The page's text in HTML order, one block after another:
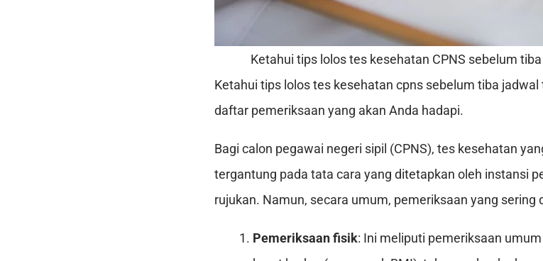
Ketahui tips lolos tes kesehatan CPNS sebelum
Ketahui tips lolos tes kesehatan cpns sebelum tiba
daftar pemeriksaan yang akan Anda hadapi.
Bagi calon pegawai negeri sipil (CPNS), tes kesehatan
tergantung pada tata cara yang ditetapkan oleh instansi
rujukan. Namun, secara umum, pemeriksaan yang sering
Pemeriksaan fisik: Ini meliputi pemeriksaan